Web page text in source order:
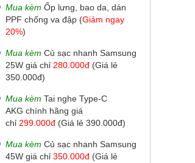
Mua kèm Ốp lưng, bao da, dán
PPF chống va đập (Giảm ngay
20%)
Mua kèm Củ sạc nhanh Samsung
25W giá chỉ 280.000đ (Giá lẻ
350.000đ)
Mua kèm Tai nghe Type-C
AKG chính hãng giá
chỉ 299.000đ (Giá lẻ 390.000đ)
Mua kèm Củ sạc nhanh Samsung
45W giá chỉ 350 .000đ (Giá lẻ